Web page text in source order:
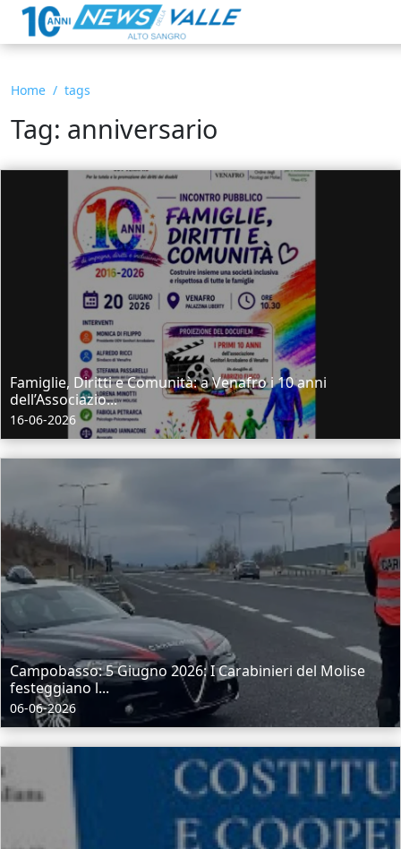
Home tags
Tag: anniversario
Famiglie, Diritti e Comunità: a Venafro i 10 anni
dell’Associazio...
16-06-2026
Campobasso: 5 Giugno 2026: I Carabinieri del Molise
festeggiano l...
06-06-2026